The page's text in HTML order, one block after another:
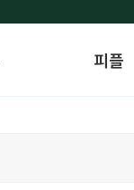
피플